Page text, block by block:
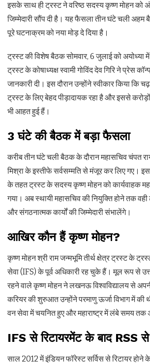
इसके साथ ही ट्रस्ट ने वरिष्ठ सदस्य कृष्ण मोहन को
जिम्मेदारी सौंप दी है। यह फैसला तीन घंटे चली अहम
पूरे घटनाक्रम को नया मोड़ दे दिया है।
ट्रस्ट की विशेष बैठक सोमवार, 6 जुलाई को अयोध्या
ट्रस्ट के कोषाध्यक्ष स्वामी गोविंद देव गिरि ने प्रेस
जानकारी दी। इस दौरान उन्होंने स्वीकार किया कि
ट्रस्ट के लिए बेहद पीड़ादायक रहा है और इससे करोड़ों
भी आहत हुई हैं।
3 घंटे की बैठक में बड़ा फैसला
करीब तीन घंटे चली बैठक के दौरान महासचिव चंपत
मिश्रा के इस्तीफे सर्वसम्मति से मंजूर कर लिए गए।
के तहत ट्रस्ट के सदस्य कृष्ण मोहन को कार्यवाहक
गया। अब स्थायी महासचिव की नियुक्ति होने तक
और संगठनात्मक कार्यों की जिम्मेदारी संभालेंगे।
आखिर कौन हैं कृष्ण मोहन?
कृष्ण मोहन श्री राम जन्मभूमि तीर्थ क्षेत्र ट्रस्ट के
सेवा (IFS) के पूर्व अधिकारी रह चुके हैं। मूल रूप से
रहने वाले कृष्ण मोहन ने लखनऊ विश्वविद्यालय से
करियर की शुरुआत उन्होंने परमाणु ऊर्जा विभाग में की
वन सेवा में चयनित हुए और महाराष्ट्र में लंबे समय तक
IFSसे रिटायरमेंट के बाद RSS
साल 2012 में इंडियन फॉरेस्ट सर्विस से रिटायर होने